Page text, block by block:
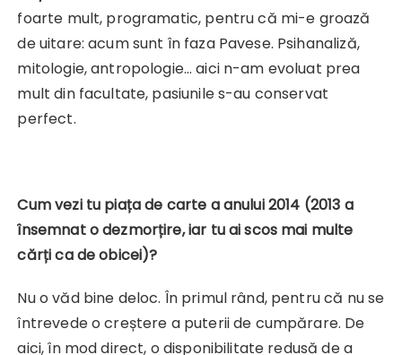
foarte mult, programatic, pentru că mi-e groază
de uitare: acum sunt în faza Pavese. Psihanaliză,
mitologie, antropologie… aici n-am evoluat prea
mult din facultate, pasiunile s-au conservat
perfect.
Cum vezi tu piața de carte a anului 2014 (2013 a
însemnat o dezmorțire, iar tu ai scos mai multe
cărți ca de obicei)?
Nu o văd bine deloc. În primul rând, pentru că nu se
întrevede o creștere a puterii de cumpărare. De
aici, în mod direct, o disponibilitate redusă de a